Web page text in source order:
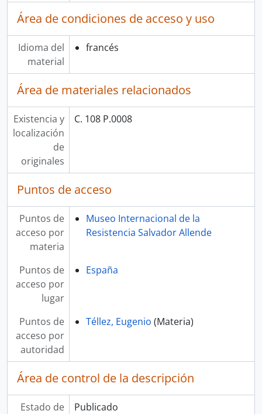
Área de condiciones de acceso y uso
Idioma del
material
francés
Área de materiales relacionados
Existencia y
localización
de
originales
C. 108 P.0008
Puntos de acceso
Puntos de
acceso por
materia
Museo Internacional de la
Resistencia Salvador Allende
Puntos de
acceso por
lugar
España
Puntos de
acceso por
autoridad
Téllez, Eugenio (Materia)
Área de control de la descripción
Estado de
Publicado